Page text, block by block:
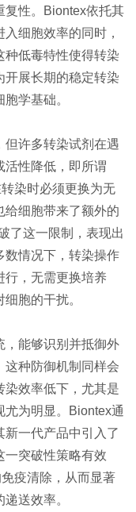
复性。Biontex依托其
细胞效率的同时，
种低毒特性使得转染
开展长期的稳定转染
学基础。
但许多转染试剂在遇
活性降低，即所谓
染时必须更换为无
给细胞带来了额外的
了这一限制，表现出
数情况下，转染操作
行，无需更换培养
胞的干扰。
，能够识别并抵御外
这种防御机制同样会
染效率低下，尤其是
尤为明显。Biontex通
一代产品中引入了
一突破性策略有效
疫清除，从而显著
送效率。